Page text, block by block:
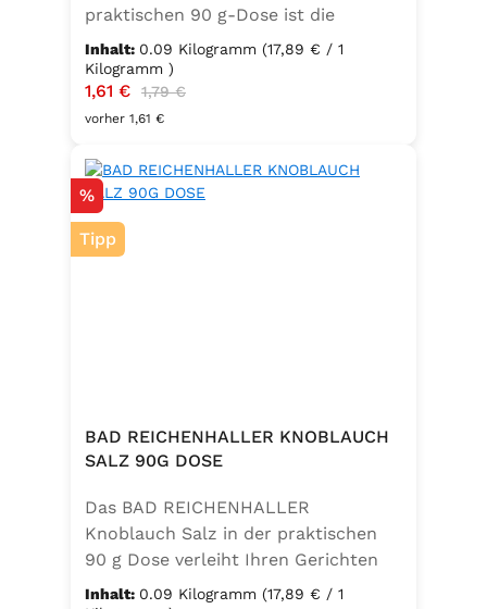
praktischen 90 g-Dose ist die
aromatische Würzmischung für eine
bewusste Ernährung. Fein
abgestimmte Gartenkräuter
verbinden sich mit hochwertigem
Küchenhelfer. Ideal zum Würzen von
Suppen, Salaten, Gemüse- und
Kartoffelgerichten. Geeignet für die
vegetarische und vegane Küche
Lorbeer, Rosmarin, Oregano,
Thymian), Trennmittel Calciumsalze
Kaliumjodat.
Inhalt: 0.09 Kilogramm (17,89 € / 1
Kilogramm )
Verkaufspreis:
1,61 € Regulärer Preis:
1,79 €
vorher 1,61 €
Rabatt
%
Tipp
BAD REICHENHALLER KNOBLAUCH
SALZ 90G DOSE
Das BAD REICHENHALLER
Knoblauch Salz in der praktischen
90 g Dose verleiht Ihren Gerichten
einen vollmundigen, aromatischen
Inhalt: 0.09 Kilogramm (17,89 € / 1